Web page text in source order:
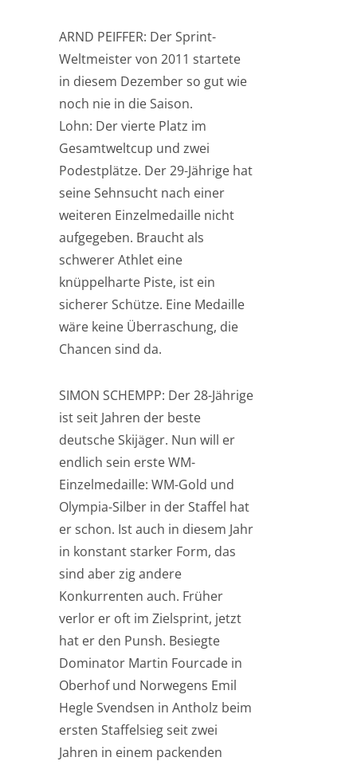
ARND PEIFFER: Der Sprint-
Weltmeister von 2011 startete
in diesem Dezember so gut wie
noch nie in die Saison.
Lohn: Der vierte Platz im
Gesamtweltcup und zwei
Podestplätze. Der 29-Jährige hat
seine Sehnsucht nach einer
weiteren Einzelmedaille nicht
aufgegeben. Braucht als
schwerer Athlet eine
knüppelharte Piste, ist ein
sicherer Schütze. Eine Medaille
wäre keine Überraschung, die
Chancen sind da.
SIMON SCHEMPP: Der 28-Jährige
ist seit Jahren der beste
deutsche Skijäger. Nun will er
endlich sein erste WM-
Einzelmedaille: WM-Gold und
Olympia-Silber in der Staffel hat
er schon. Ist auch in diesem Jahr
in konstant starker Form, das
sind aber zig andere
Konkurrenten auch. Früher
verlor er oft im Zielsprint, jetzt
hat er den Punsh. Besiegte
Dominator Martin Fourcade in
Oberhof und Norwegens Emil
Hegle Svendsen in Antholz beim
ersten Staffelsieg seit zwei
Jahren in einem packenden